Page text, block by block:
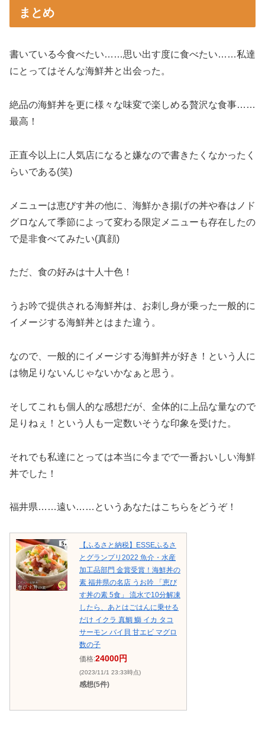
まとめ
書いている今食べたい……思い出す度に食べたい……私達
にとってはそんな海鮮丼と出会った。
絶品の海鮮丼を更に様々な味変で楽しめる贅沢な食事……
最高！
正直今以上に人気店になると嫌なので書きたくなかったく
らいである(笑)
メニューは恵びす丼の他に、海鮮かき揚げの丼や春はノド
グロなんて季節によって変わる限定メニューも存在したの
で是非食べてみたい(真顔)
ただ、食の好みは十人十色！
うお吟で提供される海鮮丼は、お刺し身が乗った一般的に
イメージする海鮮丼とはまた違う。
なので、一般的にイメージする海鮮丼が好き！という人に
は物足りないんじゃないかなぁと思う。
そしてこれも個人的な感想だが、全体的に上品な量なので
足りねぇ！という人も一定数いそうな印象を受けた。
それでも私達にとっては本当に今までで一番おいしい海鮮
丼でした！
福井県……遠い……というあなたはこちらをどうぞ！
【ふるさと納税】ESSEふるさ
とグランプリ2022 魚介・水産
加工品部門 金賞受賞！海鮮丼の
素 福井県の名店 うお吟 「恵び
す丼の素 5食」 流水で10分解凍
したら、あとはごはんに乗せる
だけ イクラ 真鯛 鰤 イカ タコ
サーモン バイ貝 甘エビ マグロ
数の子
価格:24000円
(2023/11/1 23:33時点)
感想(5件)